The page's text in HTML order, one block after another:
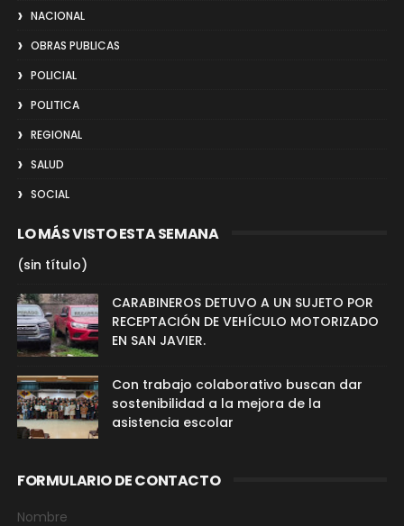
NACIONAL
OBRAS PUBLICAS
POLICIAL
POLITICA
REGIONAL
SALUD
SOCIAL
LO MÁS VISTO ESTA SEMANA
(sin título)
CARABINEROS DETUVO A UN SUJETO POR
RECEPTACIÓN DE VEHÍCULO MOTORIZADO
EN SAN JAVIER.
Con trabajo colaborativo buscan dar
sostenibilidad a la mejora de la
asistencia escolar
FORMULARIO DE CONTACTO
Nombre